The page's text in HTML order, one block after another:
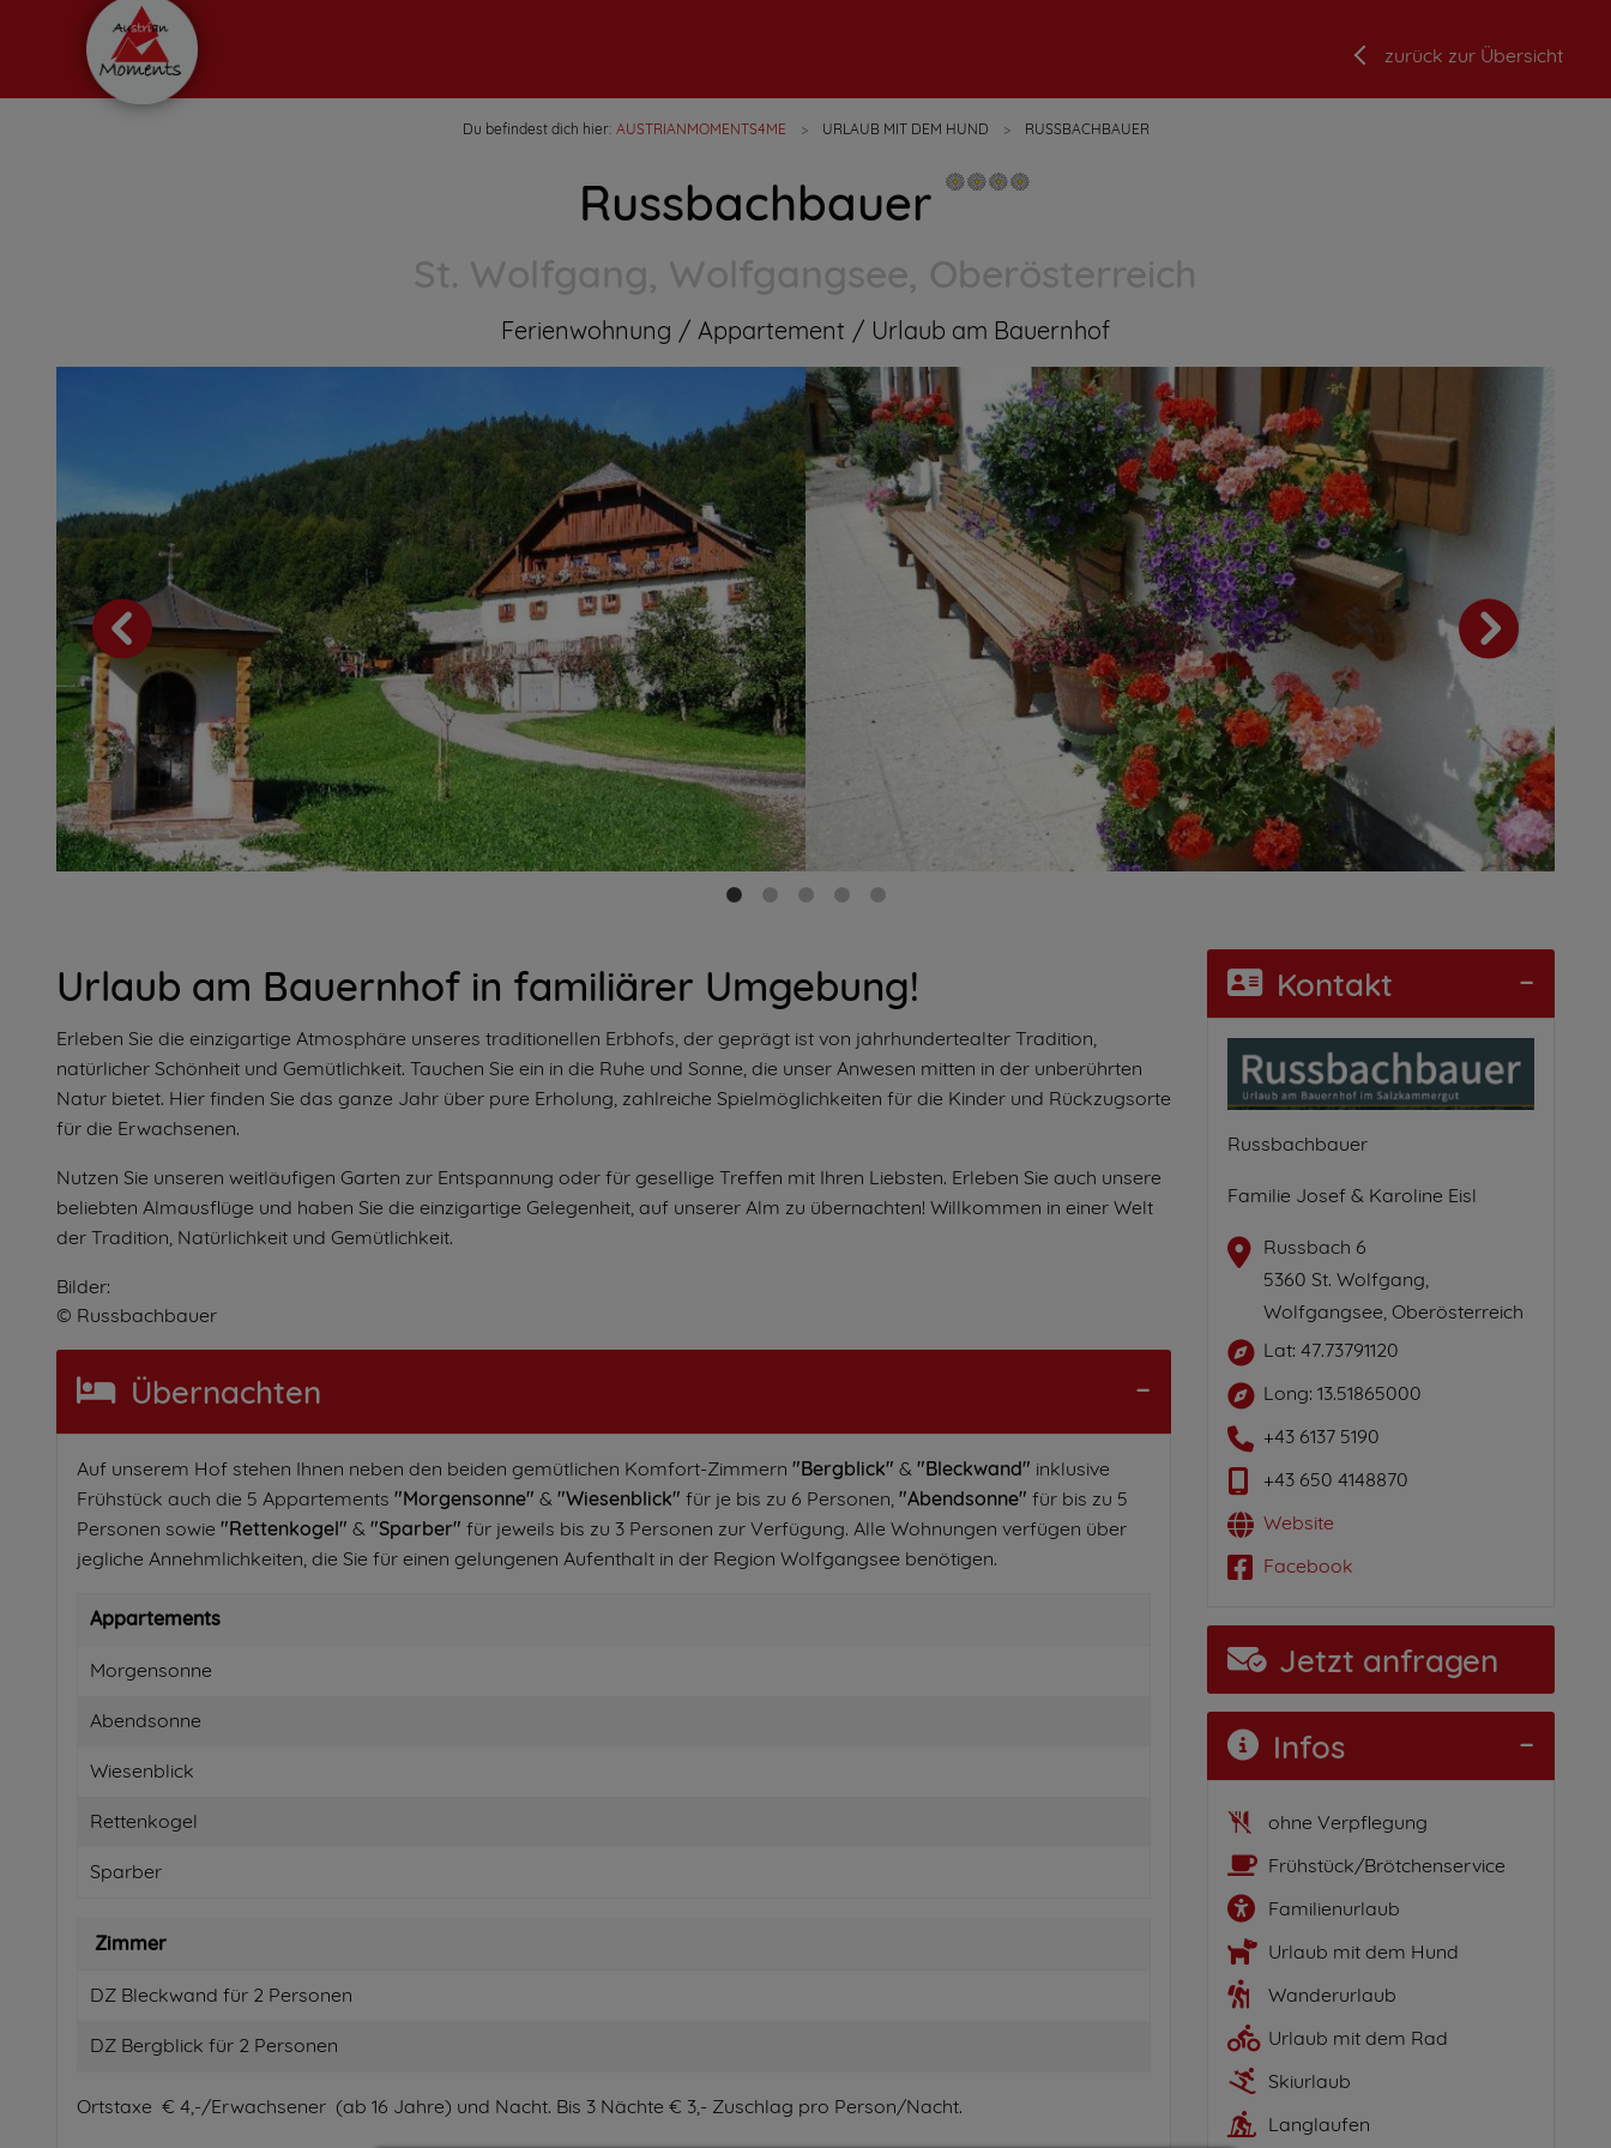
zurück zur Übersicht
Du befindest dich hier: AUSTRIANMOMENTS4ME URLAUB MIT DEM HUND RUSSBACHBAUER
Russbachbauer
St. Wolfgang, Wolfgangsee, Oberösterreich
Ferienwohnung Appartement Urlaub am Bauernhof
Urlaub am Bauernhof in familiärer Umgebung!
Erleben Sie die einzigartige Atmosphäre unseres traditionellen Erbhofs, der geprägt ist von jahrhundertealter Tradition,
natürlicher Schönheit und Gemütlichkeit. Tauchen Sie ein in die Ruhe und Sonne, die unser Anwesen mitten in der unberührten
Natur bietet. Hier finden Sie das ganze Jahr über pure Erholung, zahlreiche Spielmöglichkeiten für die Kinder und Rückzugsorte
für die Erwachsenen.
Nutzen Sie unseren weitläufigen Garten zur Entspannung oder für gesellige Treffen mit Ihren Liebsten. Erleben Sie auch unsere
beliebten Almausflüge und haben Sie die einzigartige Gelegenheit, auf unserer Alm zu übernachten! Willkommen in einer Welt
der Tradition, Natürlichkeit und Gemütlichkeit.
Bilder:
© Russbachbauer
Übernachten
Auf unserem Hof stehen Ihnen neben den beiden gemütlichen Komfort-Zimmern "Bergblick" & "Bleckwand" inklusive
Frühstück auch die 5 Appartements "Morgensonne" & "Wiesenblick" für je bis zu 6 Personen, "Abendsonne" für bis zu 5
Personen sowie "Rettenkogel" & "Sparber" für jeweils bis zu 3 Personen zur Verfügung. Alle Wohnungen verfügen über
jegliche Annehmlichkeiten, die Sie für einen gelungenen Aufenthalt in der Region Wolfgangsee benötigen.
Appartements
Morgensonne
Abendsonne
Wiesenblick
Rettenkogel
Sparber
Zimmer
DZ Bleckwand für 2 Personen
DZ Bergblick für 2 Personen
Ortstaxe € 4,-/Erwachsener (ab 16 Jahre) und Nacht. Bis 3 Nächte € 3,- Zuschlag pro Person/Nacht.
Kontakt
Russbachbauer
Familie Josef & Karoline Eisl
Russbach 6
5360 St. Wolfgang,
Wolfgangsee, Oberösterreich
Lat: 47.73791120
Long: 13.51865000
+43 6137 5190
+43 650 4148870
Website
Facebook
Jetzt anfragen
Infos
ohne Verpflegung
Frühstück/Brötchenservice
Familienurlaub
Urlaub mit dem Hund
Wanderurlaub
Urlaub mit dem Rad
Skiurlaub
Langlaufen